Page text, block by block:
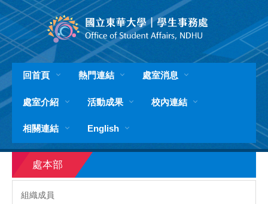
跳
到
主
要
內
容
區
回首頁 熱門連結 處室消息
處室介紹 活動成果 校內連結
相關連結 English
處本部
組織成員